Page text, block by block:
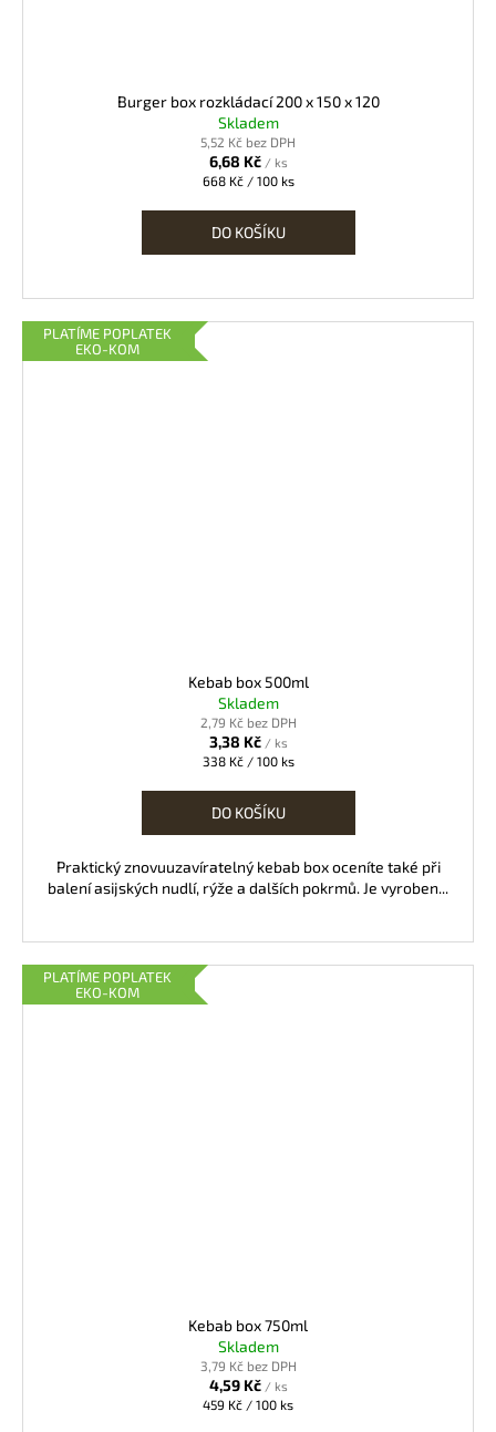
Burger box rozkládací 200 x 150 x 120
Skladem
5,52 Kč bez DPH
6,68 Kč / ks
Měrná
668 Kč / 100 ks
DO KOŠÍKU
PLATÍME POPLATEK
EKO-KOM
Kebab box 500ml
Skladem
2,79 Kč bez DPH
3,38 Kč / ks
Měrná
338 Kč / 100 ks
DO KOŠÍKU
Praktický znovuuzavíratelný kebab box oceníte také při
balení asijských nudlí, rýže a dalších pokrmů. Je vyroben...
PLATÍME POPLATEK
EKO-KOM
Kebab box 750ml
Skladem
3,79 Kč bez DPH
4,59 Kč / ks
Měrná
459 Kč / 100 ks